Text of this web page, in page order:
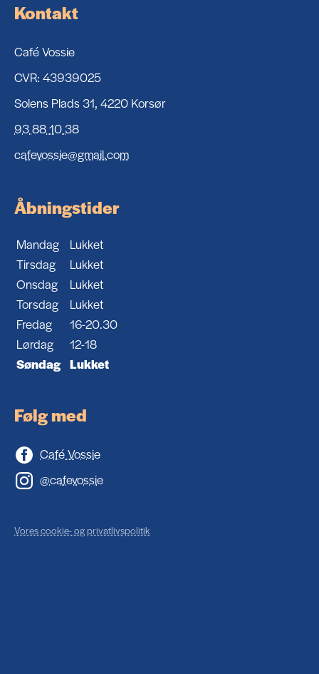
Kontakt
Café Vossie
CVR: 43939025
Solens Plads 31, 4220 Korsør
93 88 10 38
cafevossie@gmail.com
Åbningstider
Mandag
Lukket
Tirsdag
Lukket
Onsdag
Lukket
Torsdag
Lukket
Fredag
16-20.30
Lørdag
12-18
Søndag Lukket
Følg med
Café Vossie
@cafevossie
Vores cookie- og privatlivspolitik